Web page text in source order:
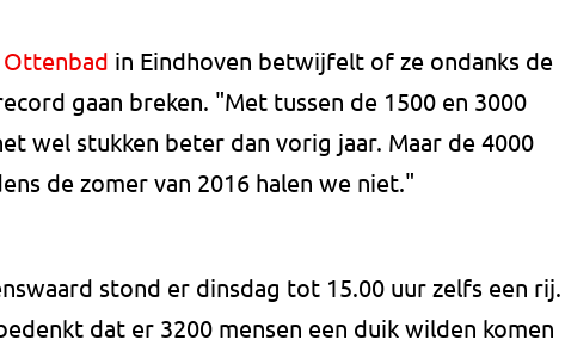
in Eindhoven betwijfelt of ze ondanks de
gaan breken. "Met tussen de 1500 en 3000
wel stukken beter dan vorig jaar. Maar de 4000
de zomer van 2016 halen we niet."
stond er dinsdag tot 15.00 uur zelfs een rij.
dat er 3200 mensen een duik wilden komen